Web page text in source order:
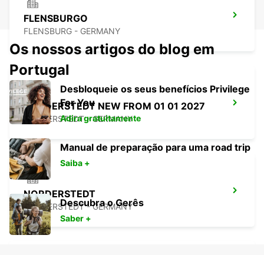
FLENSBURGO
FLENSBURG - GERMANY
NORDERSTEDT NEW FROM 01 01 2027
NORDERSTEDT - GERMANY
NORDERSTEDT
NORDERSTEDT - GERMANY
Os nossos artigos do blog em
Portugal
Desbloqueie os seus benefícios Privilege
For You
Adira gratuitamente
Manual de preparação para uma road trip
Saiba +
Descubra o Gerês
Saber +